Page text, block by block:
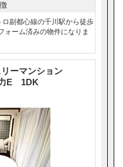
副都心線の千川駅から徒歩
ォーム済みの物件になりま
リーマンション
E 1DK